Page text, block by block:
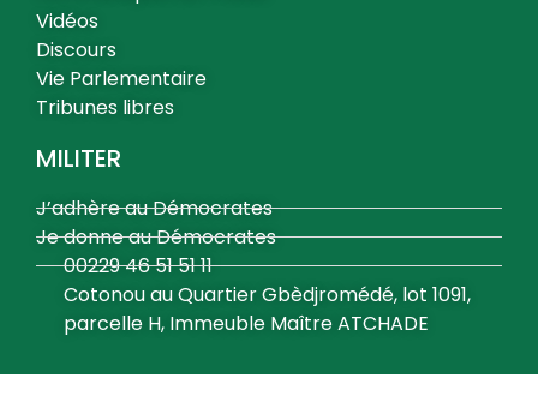
Vidéos
Discours
Vie Parlementaire
Tribunes libres
MILITER
J’adhère au Démocrates
Je donne au Démocrates
00229 46 51 51 11
Cotonou au Quartier Gbèdjromédé, lot 1091,
parcelle H, Immeuble Maître ATCHADE